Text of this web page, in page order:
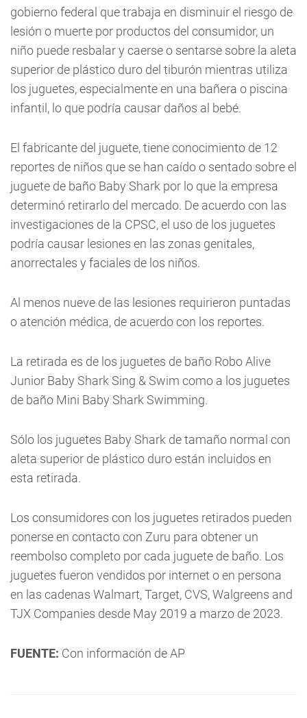
gobierno federal que trabaja en disminuir el riesgo de
lesión o muerte por productos del consumidor, un
niño puede resbalar y caerse o sentarse sobre la aleta
superior de plástico duro del tiburón mientras utiliza
los juguetes, especialmente en una bañera o piscina
infantil, lo que podría causar daños al bebé.
El fabricante del juguete, tiene conocimiento de 12
reportes de niños que se han caído o sentado sobre el
juguete de baño Baby Shark por lo que la empresa
determinó retirarlo del mercado. De acuerdo con las
investigaciones de la CPSC, el uso de los juguetes
podría causar lesiones en las zonas genitales,
anorrectales y faciales de los niños.
Al menos nueve de las lesiones requirieron puntadas
o atención médica, de acuerdo con los reportes.
La retirada es de los juguetes de baño Robo Alive
Junior Baby Shark Sing & Swim como a los juguetes
de baño Mini Baby Shark Swimming.
Sólo los juguetes Baby Shark de tamaño normal con
aleta superior de plástico duro están incluidos en
esta retirada.
Los consumidores con los juguetes retirados pueden
ponerse en contacto con Zuru para obtener un
reembolso completo por cada juguete de baño. Los
juguetes fueron vendidos por internet o en persona
en las cadenas Walmart, Target, CVS, Walgreens and
TJX Companies desde May 2019 a marzo de 2023.
FUENTE: Con información de AP